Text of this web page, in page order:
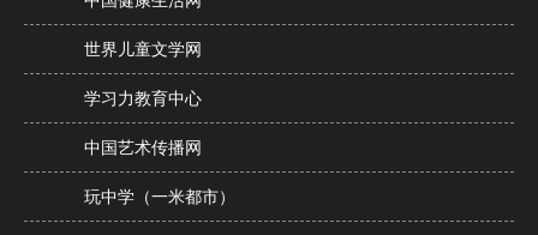
世界儿童文学网
学习力教育中心
中国艺术传播网
玩中学（一米都市）